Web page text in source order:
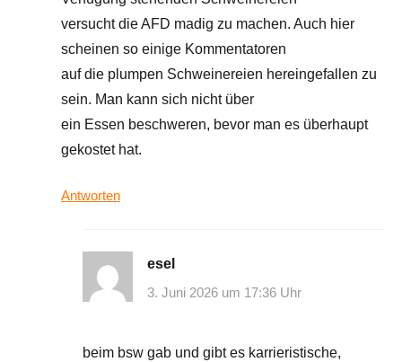
versucht die AFD madig zu machen. Auch hier
scheinen so einige Kommentatoren
auf die plumpen Schweinereien hereingefallen zu
sein. Man kann sich nicht über
ein Essen beschweren, bevor man es überhaupt
gekostet hat.
Antworten
esel
3. Juni 2026 um 17:36 Uhr
beim bsw gab und gibt es karrieristische,